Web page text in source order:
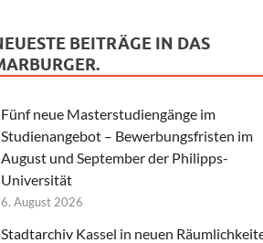
BEITRÄGE IN DAS
Fünf neue Masterstudiengänge im
Studienangebot – Bewerbungsfristen im
August und September der Philipps-
Universität
6. August 2026
Stadtarchiv Kassel in neuen